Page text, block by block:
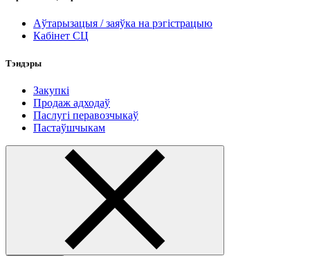
Аўтарызацыя / заяўка на рэгістрацыю
Кабінет СЦ
Тэндэры
Закупкі
Продаж адходаў
Паслугі перавозчыкаў
Пастаўшчыкам